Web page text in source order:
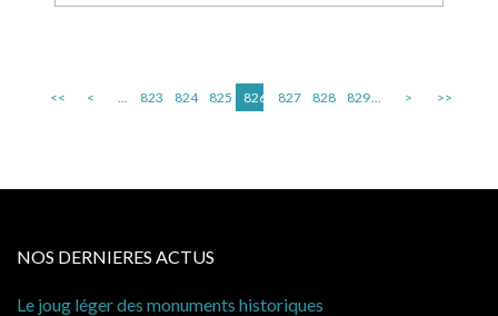
<< < ... 823 824 825 826 827 828 829... > >>
NOS DERNIERES ACTUS
Le joug léger des monuments historiques